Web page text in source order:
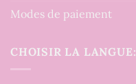
Modes de paiement
CHOISIR LA LANGUE: